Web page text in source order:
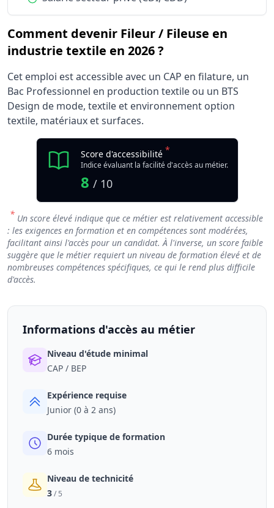
Comment devenir Fileur / Fileuse en
industrie textile en 2026 ?
Cet emploi est accessible avec un CAP en filature, un
Bac Professionnel en production textile ou un BTS
Design de mode, textile et environnement option
textile, matériaux et surfaces.
Score d'accessibilité *
Indice évaluant la facilité d'accès au métier.
8 / 10
* Un score élevé indique que ce métier est relativement accessible
: les exigences en formation et en compétences sont modérées,
facilitant ainsi l'accès pour un candidat. À l'inverse, un score faible
suggère que le métier requiert un niveau de formation élevé et de
nombreuses compétences spécifiques, ce qui le rend plus difficile
d'accès.
Informations d'accès au métier
Niveau d'étude minimal
CAP / BEP
Expérience requise
Junior (0 à 2 ans)
Durée typique de formation
6 mois
Niveau de technicité
3/ 5